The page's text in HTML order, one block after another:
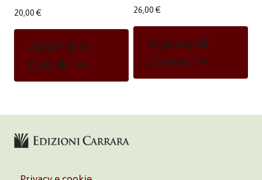
20,00 €
Aggiungi Al
Carrello
26,00 €
Aggiungi Al
Carrello